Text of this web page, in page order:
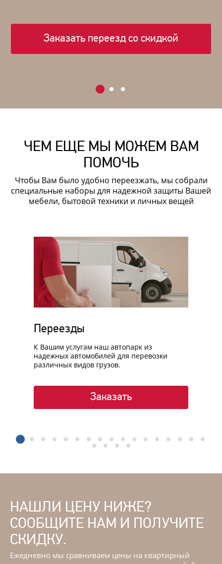
Заказать переезд со скидкой
ЧЕМ ЕЩЕ МЫ МОЖЕМ ВАМ
ПОМОЧЬ
Чтобы Вам было удобно переезжать, мы собрали
специальные наборы для надежной защиты Вашей
мебели, бытовой техники и личных вещей
Переезды
К Вашим услугам наш автопарк из
надежных автомобилей для перевозки
различных видов грузов.
Заказать
1 3 4 5 6
НАШЛИ ЦЕНУ НИЖЕ?
СООБЩИТЕ НАМ И ПОЛУЧИТЕ
СКИДКУ.
Ежедневно мы сравниваем цены на квартирный